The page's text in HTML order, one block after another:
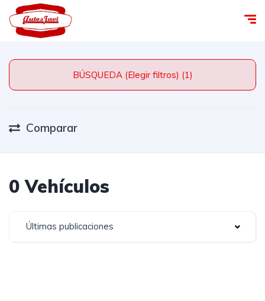
BÚSQUEDA (Elegir filtros) (1)
Comparar
0 Vehículos
Últimas publicaciones